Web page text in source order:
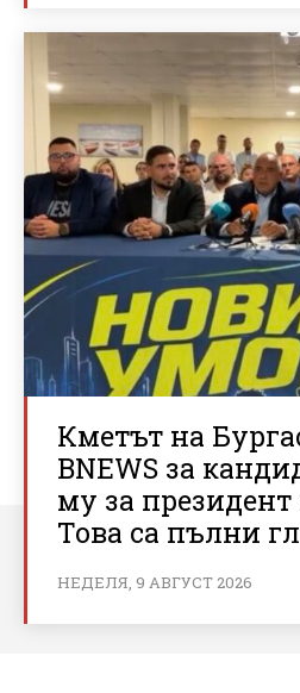
Кметът на
BNEWS за
му за президент
Това са пълни
НЕДЕЛЯ, 9 АВГУСТ 2026